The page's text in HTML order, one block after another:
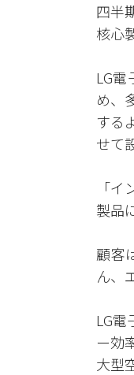
四半
核心
LG
め、
する
せて
「
製品
顧客
ん、
LG
ー効
大型